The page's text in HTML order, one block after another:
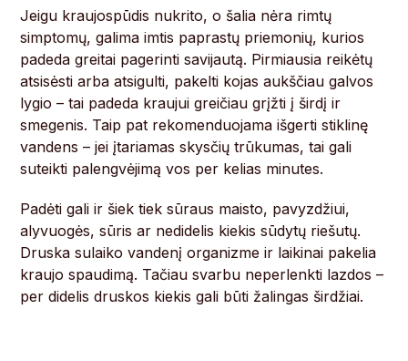
Jeigu kraujospūdis nukrito, o šalia nėra rimtų
simptomų, galima imtis paprastų priemonių, kurios
padeda greitai pagerinti savijautą. Pirmiausia reikėtų
atsisėsti arba atsigulti, pakelti kojas aukščiau galvos
lygio – tai padeda kraujui greičiau grįžti į širdį ir
smegenis. Taip pat rekomenduojama išgerti stiklinę
vandens – jei įtariamas skysčių trūkumas, tai gali
suteikti palengvėjimą vos per kelias minutes.
Padėti gali ir šiek tiek sūraus maisto, pavyzdžiui,
alyvuogės, sūris ar nedidelis kiekis sūdytų riešutų.
Druska sulaiko vandenį organizme ir laikinai pakelia
kraujo spaudimą. Tačiau svarbu neperlenkti lazdos –
per didelis druskos kiekis gali būti žalingas širdžiai.